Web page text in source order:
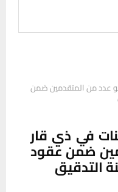
عدد من المتقدمين ضمن
في ذي قار
ضمن عقود
التدقيق